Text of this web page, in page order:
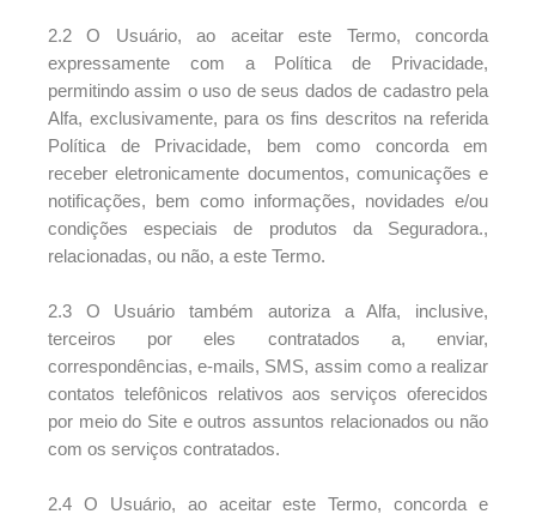
2.2 O Usuário, ao aceitar este Termo, concorda
expressamente com a Política de Privacidade,
permitindo assim o uso de seus dados de cadastro pela
Alfa, exclusivamente, para os fins descritos na referida
Política de Privacidade, bem como concorda em
receber eletronicamente documentos, comunicações e
notificações, bem como informações, novidades e/ou
condições especiais de produtos da Seguradora.,
relacionadas, ou não, a este Termo.
2.3 O Usuário também autoriza a Alfa, inclusive,
terceiros por eles contratados a, enviar,
correspondências, e-mails, SMS, assim como a realizar
contatos telefônicos relativos aos serviços oferecidos
por meio do Site e outros assuntos relacionados ou não
com os serviços contratados.
2.4 O Usuário, ao aceitar este Termo, concorda e